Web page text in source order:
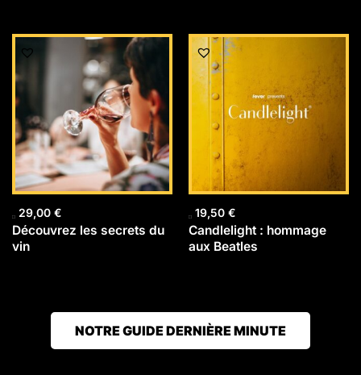
29,00 €
Découvrez les secrets du
vin
19,50 €
Candlelight : hommage
aux Beatles
NOTRE GUIDE DERNIÈRE MINUTE